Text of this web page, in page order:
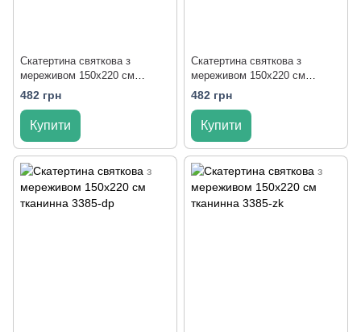
Скатертина святкова з
мереживом 150x220 см
тканинна 3385-dk
482 грн
Купити
Скатертина святкова з
мереживом 150x220 см
тканинна 3385-db
482 грн
Купити